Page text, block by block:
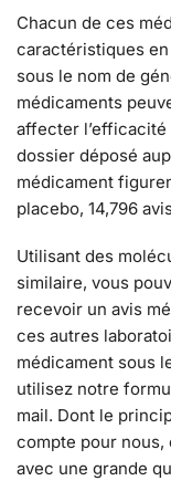
Chacun de ces
caractéristiques en
sous le nom de
médicaments
affecter l’efficacité
dossier déposé
médicament
placebo, 14,796
Utilisant des
similaire, vous
recevoir un avis
ces autres
médicament sous
utilisez notre
mail. Dont le
compte pour nous,
avec une grande